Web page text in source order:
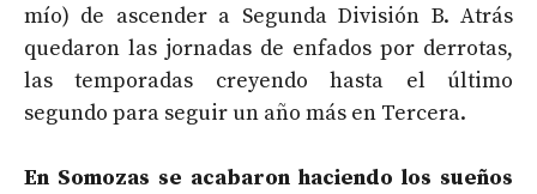
mío) de ascender a Segunda División B. Atrás
quedaron las jornadas de enfados por derrotas,
las temporadas creyendo hasta el último
segundo para seguir un año más en Tercera.
En Somozas se acabaron haciendo los sueños